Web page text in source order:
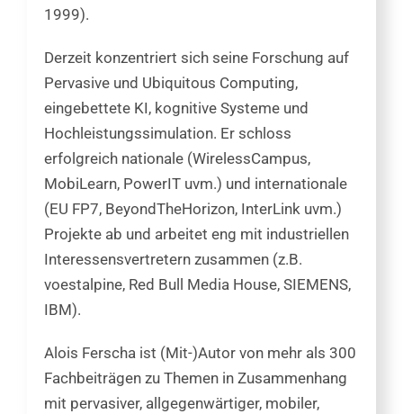
1999).
Derzeit konzentriert sich seine Forschung auf
Pervasive und Ubiquitous Computing,
eingebettete KI, kognitive Systeme und
Hochleistungssimulation. Er schloss
erfolgreich nationale (WirelessCampus,
MobiLearn, PowerIT uvm.) und internationale
(EU FP7, BeyondTheHorizon, InterLink uvm.)
Projekte ab und arbeitet eng mit industriellen
Interessensvertretern zusammen (z.B.
voestalpine, Red Bull Media House, SIEMENS,
IBM).
Alois Ferscha ist (Mit-)Autor von mehr als 300
Fachbeiträgen zu Themen in Zusammenhang
mit pervasiver, allgegenwärtiger, mobiler,